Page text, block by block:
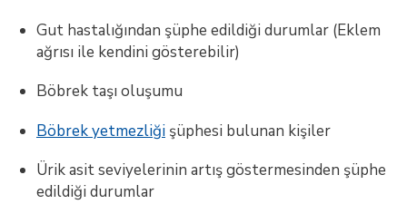
Gut hastalığından şüphe edildiği durumlar (Eklem
ağrısı ile kendini gösterebilir)
Böbrek taşı oluşumu
Böbrek yetmezliği şüphesi bulunan kişiler
Ürik asit seviyelerinin artış göstermesinden şüphe
edildiği durumlar